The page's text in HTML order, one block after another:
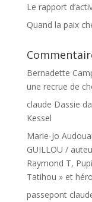
Le rapport
Quand la paix
Bernadette
une recrue de
claude Dassie
Kessel
Marie-Jo
GUILLOU /
Raymond T,
Tatihou » et
passepont